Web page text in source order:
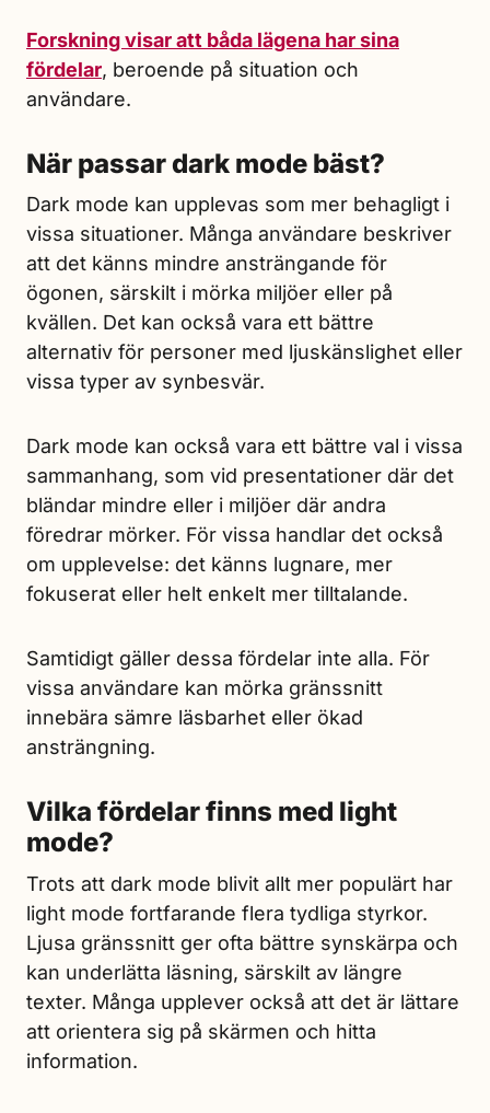
Forskning visar att båda lägena har sina
fördelar, beroende på situation och
användare.
När passar dark mode bäst?
Dark mode kan upplevas som mer behagligt i
vissa situationer. Många användare beskriver
att det känns mindre ansträngande för
ögonen, särskilt i mörka miljöer eller på
kvällen. Det kan också vara ett bättre
alternativ för personer med ljuskänslighet eller
vissa typer av synbesvär.
Dark mode kan också vara ett bättre val i vissa
sammanhang, som vid presentationer där det
bländar mindre eller i miljöer där andra
föredrar mörker. För vissa handlar det också
om upplevelse: det känns lugnare, mer
fokuserat eller helt enkelt mer tilltalande.
Samtidigt gäller dessa fördelar inte alla. För
vissa användare kan mörka gränssnitt
innebära sämre läsbarhet eller ökad
ansträngning.
Vilka fördelar finns med light
mode?
Trots att dark mode blivit allt mer populärt har
light mode fortfarande flera tydliga styrkor.
Ljusa gränssnitt ger ofta bättre synskärpa och
kan underlätta läsning, särskilt av längre
texter. Många upplever också att det är lättare
att orientera sig på skärmen och hitta
information.